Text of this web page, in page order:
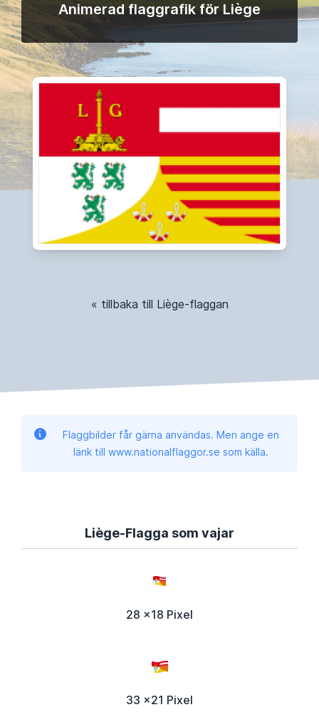
Animerad flaggrafik för Liège
« tillbaka till Liège-flaggan
Flaggbilder får gärna användas. Men ange en
länk till www.nationalflaggor.se som källa.
Liège-Flagga som vajar
28 x18 Pixel
33 x21 Pixel